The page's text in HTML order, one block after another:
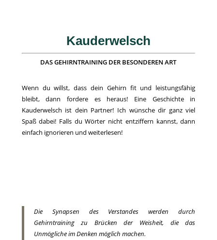
Kauderwelsch
DAS GEHIRNTRAINING DER BESONDEREN ART
Wenn du willst, dass dein Gehirn fit und leistungsfähig
bleibt, dann fordere es heraus! Eine Geschichte in
Kauderwelsch ist dein Partner! Ich wünsche dir ganz viel
Spaß dabei! Falls du Wörter nicht entziffern kannst, dann
einfach ignorieren und weiterlesen!
Die Synapsen des Verstandes werden durch
Gehirntraining zu Brücken der Weisheit, die das
Unmögliche im Denken möglich machen.